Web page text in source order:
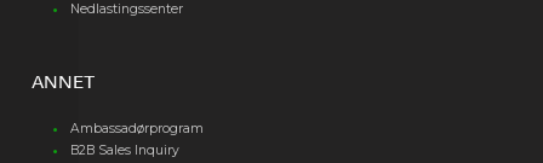
Nedlastingssenter
ANNET
Ambassadørprogram
B2B Sales Inquiry